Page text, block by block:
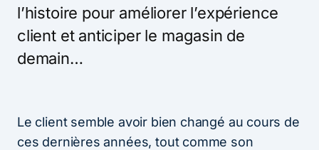
l’histoire pour améliorer l’expérience
client et anticiper le magasin de
demain…
Le client semble avoir bien changé au cours de
ces dernières années, tout comme son